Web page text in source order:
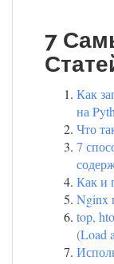
7
Как
на
Что
7
Как и
Nginx
top,
(Load